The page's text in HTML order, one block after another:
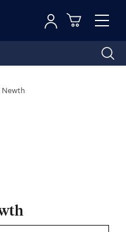
Toggle
Logg inn